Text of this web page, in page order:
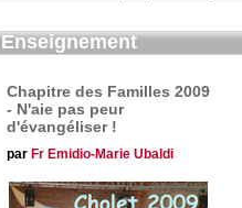
Enseignement
Chapitre des Familles 2009
- N'aie pas peur
d'évangéliser !
par Fr Emidio-Marie Ubaldi